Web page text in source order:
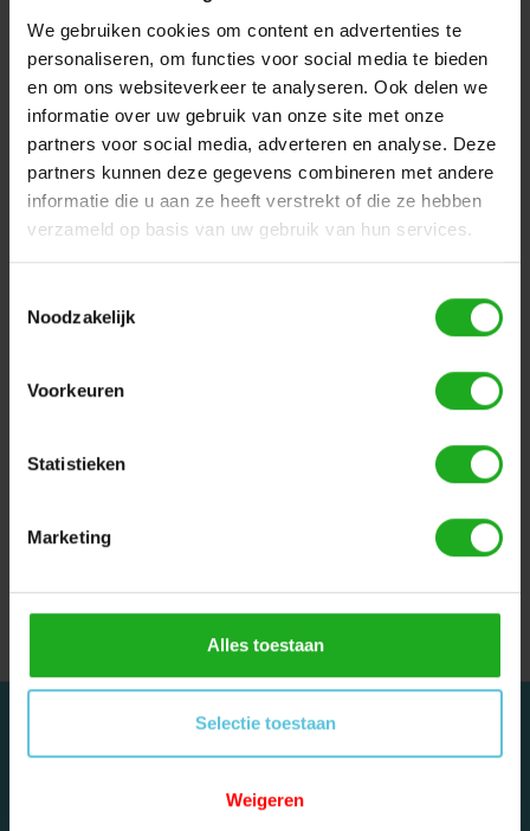
We gebruiken cookies om content en advertenties te
personaliseren, om functies voor social media te bieden
en om ons websiteverkeer te analyseren. Ook delen we
informatie over uw gebruik van onze site met onze
partners voor social media, adverteren en analyse. Deze
partners kunnen deze gegevens combineren met andere
informatie die u aan ze heeft verstrekt of die ze hebben
verzameld op basis van uw gebruik van hun services.
Noodzakelijk
Voorkeuren
Statistieken
Marketing
Alles toestaan
Selectie toestaan
Weigeren
schoongemaakt word zodat de robot optimaal werkt.
Deze impeller is geschikt voor de volgende robots:
Dolphin Scoop Smart
Dolphin Active Comfort
Dolphin Scoop Deluxe
Dolphin Active Deluxe
Dolphin Active Smart
Dolphin Izzy Climb
Dolphin S300i / S300i Bio
Dolphin Z3i / Z1b / Zfun
Dolphin S100 / S200
Dolphin Thunder 10 / 20 / 30
Dolphin M400 / M500
Dolphin Supreme M4 / M5
Dolphin E10 / E20 / E25